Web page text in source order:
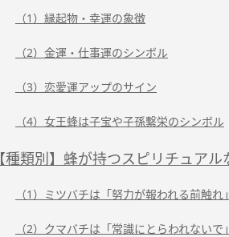
（1）縁起物・幸運の象徴
（2）金運・仕事運のシンボル
（3）恋愛運アップのサイン
（4）女王蜂は子宝や子孫繫栄のシンボル
【種類別】蜂が持つスピリチュア
（1）ミツバチは「努力が報われる前触れ
（2）クマバチは「常識にとらわれないで